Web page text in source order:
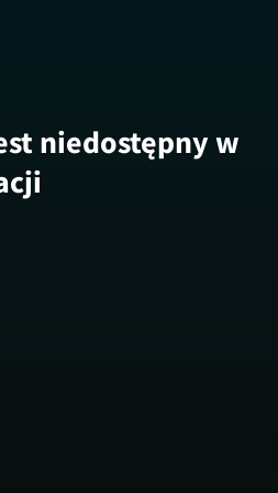
niedostępny w